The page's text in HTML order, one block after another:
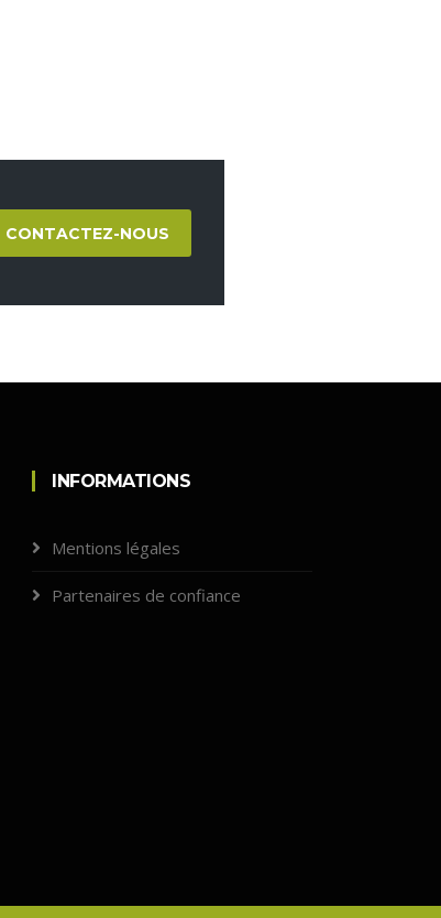
CONTACTEZ-NOUS
INFORMATIONS
Mentions légales
Partenaires de confiance